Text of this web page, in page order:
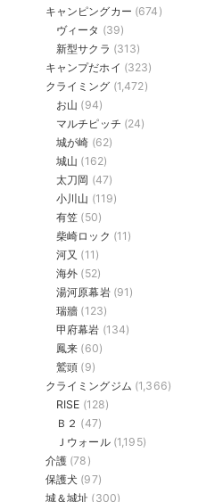
キャンピングカー (674)
ヴィータ (39)
新型サクラ (313)
キャンプだホイ (323)
クライミング (1,472)
お山 (94)
マルチピッチ (24)
城が崎 (62)
城山 (162)
太刀岡 (47)
小川山 (119)
有笠 (50)
柴崎ロック (11)
河又 (11)
海外 (52)
湯河原幕岩(91)
瑞牆 (123)
甲府幕岩 (134)
鳳来 (60)
鷲頭 (9)
クライミングジム (1,366)
RISE (128)
Ｂ２ (47)
Ｊウォール(1,195)
介護 (78)
保護犬 (97)
城＆城址 (300)